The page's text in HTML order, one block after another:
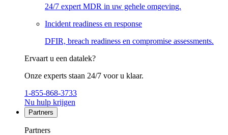
24/7 expert MDR in uw gehele omgeving.
Incident readiness en response
DFIR, breach readiness en compromise assessments.
Ervaart u een datalek?
Onze experts staan 24/7 voor u klaar.
1-855-868-3733
Nu hulp krijgen
Partners
Partners